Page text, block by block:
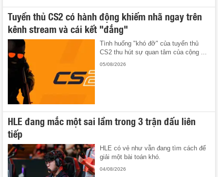
Tuyển thủ CS2 có hành động khiếm nhã ngay trên
kênh stream và cái kết "đắng"
Tình huống "khó đỡ" của tuyển thủ
CS2 thu hút sự quan tâm của cộng ...
05/08/2026
HLE đang mắc một sai lầm trong 3 trận đấu liên
tiếp
HLE có vẻ như vẫn đang tìm cách để
giải một bài toán khó.
04/08/2026